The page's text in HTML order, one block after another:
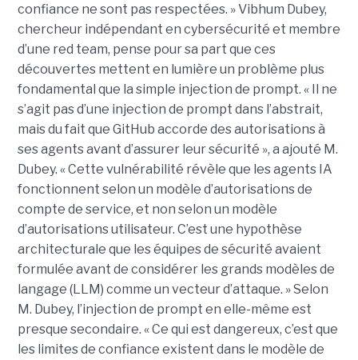
confiance ne sont pas respectées. » Vibhum Dubey,
chercheur indépendant en cybersécurité et membre
d’une red team, pense pour sa part que ces
découvertes mettent en lumière un problème plus
fondamental que la simple injection de prompt. « Il ne
s’agit pas d’une injection de prompt dans l’abstrait,
mais du fait que GitHub accorde des autorisations à
ses agents avant d’assurer leur sécurité », a ajouté M.
Dubey. « Cette vulnérabilité révèle que les agents IA
fonctionnent selon un modèle d’autorisations de
compte de service, et non selon un modèle
d’autorisations utilisateur. C’est une hypothèse
architecturale que les équipes de sécurité avaient
formulée avant de considérer les grands modèles de
langage (LLM) comme un vecteur d’attaque. » Selon
M. Dubey, l’injection de prompt en elle-même est
presque secondaire. « Ce qui est dangereux, c’est que
les limites de confiance existent dans le modèle de